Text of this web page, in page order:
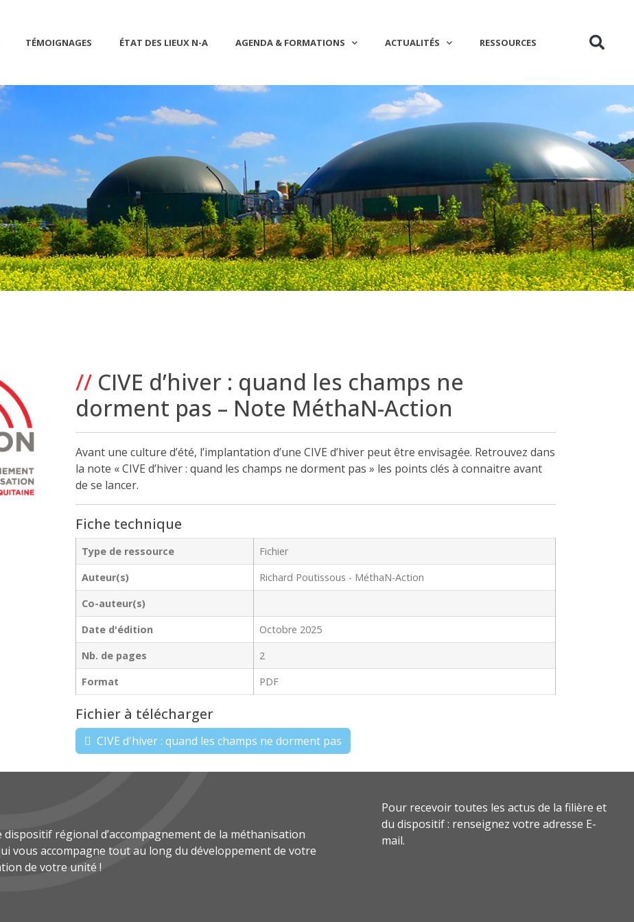
TÉMOIGNAGES ÉTAT DES LIEUX N-A AGENDA & FORMATIONS ACTUALITÉS RESSOURCES
// CIVE d’hiver : quand les champs ne
dorment pas – Note MéthaN-Action
Avant une culture d’été, l’implantation d’une CIVE d’hiver peut être envisagée. Retrouvez dans
la note « CIVE d’hiver : quand les champs ne dorment pas » les points clés à connaitre avant
de se lancer.
Fiche technique
Type de ressource
Fichier
Auteur(s)
Richard Poutissous - MéthaN-Action
Co-auteur(s)
Date d'édition
Octobre 2025
Nb. de pages
2
Format
PDF
Fichier à télécharger
CIVE d'hiver : quand les champs ne dorment pas
régional d’accompagnement de la méthanisation
vous accompagne tout au long du développement de votre
de votre unité !
Pour recevoir toutes les actus de la filière et
du dispositif : renseignez votre adresse E-
mail.